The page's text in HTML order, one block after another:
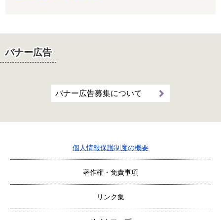
バナー広告
バナー広告募集について
個人情報保護制度の概要
著作権・免責事項
リンク集